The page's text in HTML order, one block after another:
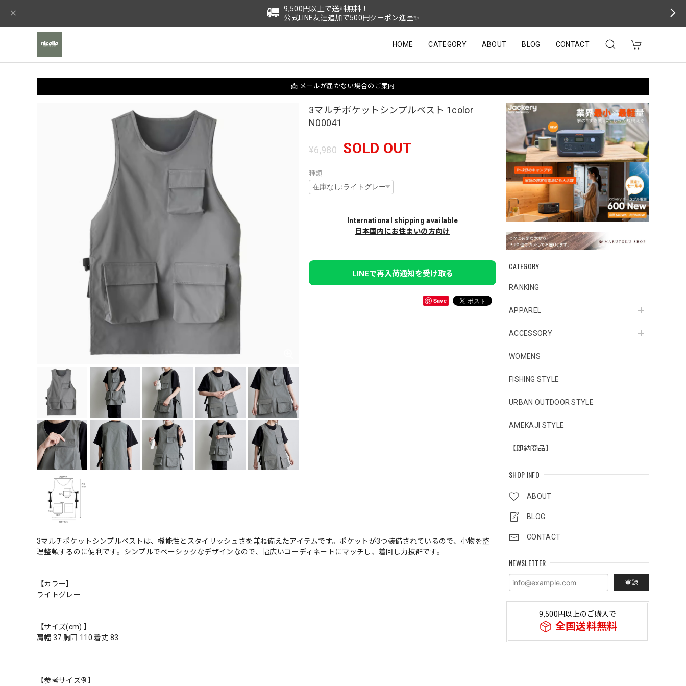
9,500円以上で送料無料！
公式LINE友達追加で500円クーポン進呈✨
HOME CATEGORY ABOUT BLOG CONTACT
📩 メールが届かない場合のご案内
CATEGORY
RANKING
APPAREL
ACCESSORY
WOMENS
FISHING STYLE
URBAN OUTDOOR STYLE
AMEKAJI STYLE
【即納商品】
SHOP INFO
ABOUT
BLOG
CONTACT
NEWSLETTER
登録
9,500円以上のご購入で
全国送料無料
3マルチポケットシンプルベスト 1color
N00041
¥6,980 SOLD OUT
種類
International shipping available
日本国内にお住まいの方向け
LINEで再入荷通知を受け取る
Save
3マルチポケットシンプルベストは、機能性とスタイリッシュさを兼ね備えたアイテムです。ポケットが3つ装備されているので、小物を整
理整頓するのに便利です。シンプルでベーシックなデザインなので、幅広いコーディネートにマッチし、着回し力抜群です。
【カラー】
ライトグレー
【サイズ(cm) 】
肩幅 37 胸囲 110 着丈 83
【参考サイズ例】